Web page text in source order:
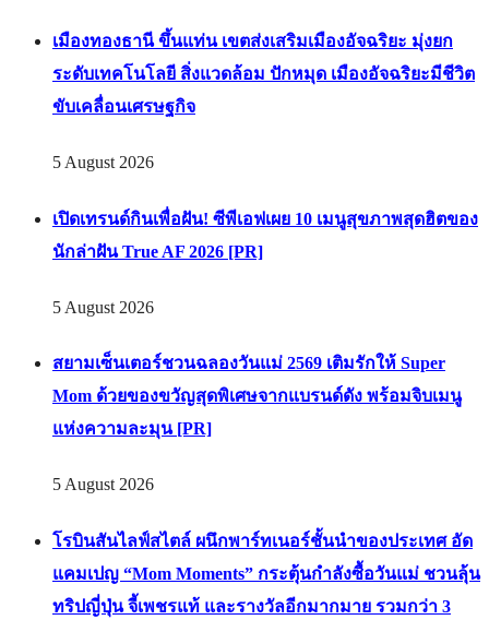
เมืองทองธานี ขึ้นแท่น เขตส่งเสริมเมืองอัจฉริยะ มุ่งยก
ระดับเทคโนโลยี สิ่งแวดล้อม ปักหมุด เมืองอัจฉริยะมีชีวิต
ขับเคลื่อนเศรษฐกิจ
5 August 2026
เปิดเทรนด์กินเพื่อฝัน! ซีพีเอฟเผย 10 เมนูสุขภาพสุดฮิตของ
นักล่าฝัน True AF 2026 [PR]
5 August 2026
สยามเซ็นเตอร์ชวนฉลองวันแม่ 2569 เติมรักให้ Super
Mom ด้วยของขวัญสุดพิเศษจากแบรนด์ดัง พร้อมจิบเมนู
แห่งความละมุน [PR]
5 August 2026
โรบินสันไลฟ์สไตล์ ผนึกพาร์ทเนอร์ชั้นนำของประเทศ อัด
แคมเปญ “Mom Moments” กระตุ้นกำลังซื้อวันแม่ ชวนลุ้น
ทริปญี่ปุ่น จี้เพชรแท้ และรางวัลอีกมากมาย รวมกว่า 3